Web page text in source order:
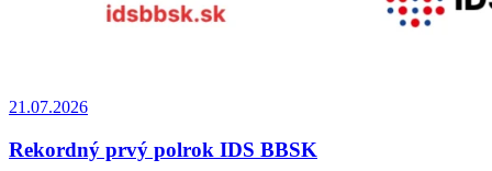
21.07.2026
Rekordný prvý polrok IDS BBSK